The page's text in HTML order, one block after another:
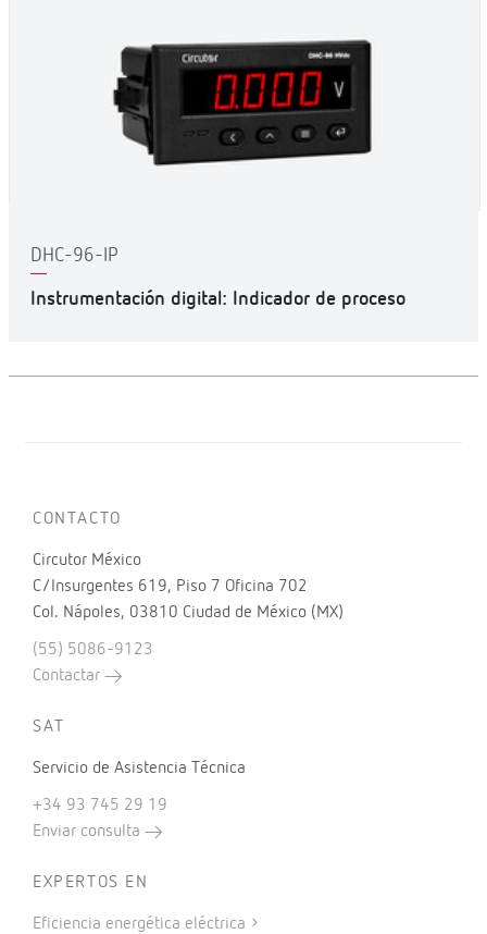
DHC-96-IP
Instrumentación digital: Indicador de proceso
CONTACTO
Circutor México
C/Insurgentes 619, Piso 7 Oficina 702
Col. Nápoles, 03810 Ciudad de México (MX)
(55) 5086-9123
Contactar
SAT
Servicio de Asistencia Técnica
+34 93 745 29 19
Enviar consulta
EXPERTOS EN
Eficiencia energética eléctrica